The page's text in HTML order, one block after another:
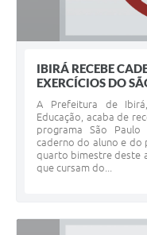
IBIRÁ RECEBE
EXERCÍCIOS DO
A Prefeitura de
Educação, acaba de
programa São
caderno do aluno e do
quarto bimestre deste
que cursam do...